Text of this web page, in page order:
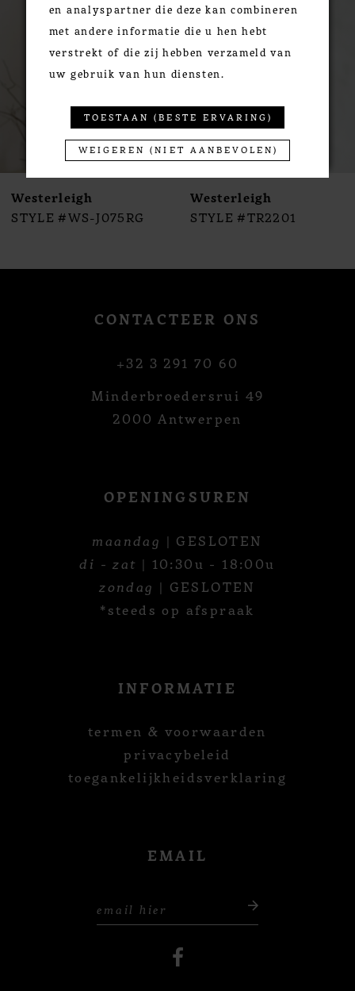
10
11
12
14
Westerleigh
STYLE #WS-J075RG
Westerleigh
STYLE #TR2201
CONTACTEER ONS
+32 3 291 70 60
Minderbroedersrui 49
2000 Antwerpen
OPENINGSUREN
maandag | GESLOTEN
di - zat | 10:30u - 18:00u
zondag | GESLOTEN
*steeds op afspraak
INFORMATIE
termen & voorwaarden
privacybeleid
toegankelijkheidsverklaring
EMAIL
en analyspartner die deze kan combineren
met andere informatie die u hen hebt
verstrekt of die zij hebben verzameld van
uw gebruik van hun diensten.
TOESTAAN (BESTE ERVARING)
WEIGEREN (NIET AANBEVOLEN)